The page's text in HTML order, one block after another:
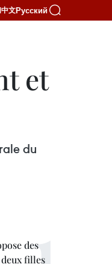
中文Русский
et
du
des
filles